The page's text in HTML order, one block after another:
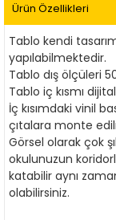
Ürün Özellikleri
Tablo kendi
yapılabilmektedir.
Tablo dış ölçüleri
Tablo iç kısmı
İç kısımdaki vinil
çıtalara monte
Görsel olarak çok
okulunuzun
katabilir aynı
olabilirsiniz.